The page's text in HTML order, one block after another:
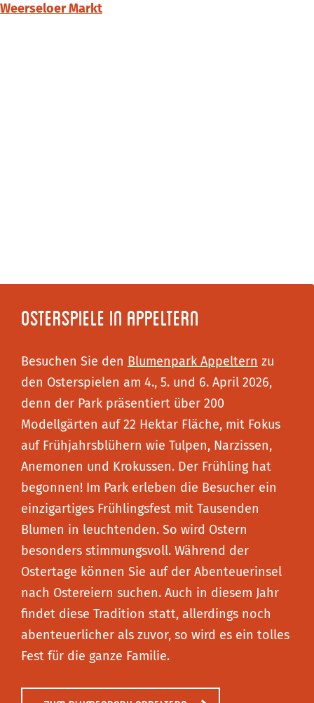
Weerseloer Markt
Osterspiele in Appeltern
Besuchen Sie den Blumenpark Appeltern zu
den Osterspielen am 4., 5. und 6. April 2026,
denn der Park präsentiert über 200
Modellgärten auf 22 Hektar Fläche, mit Fokus
auf Frühjahrsblühern wie Tulpen, Narzissen,
Anemonen und Krokussen. Der Frühling hat
begonnen! Im Park erleben die Besucher ein
einzigartiges Frühlingsfest mit Tausenden
Blumen in leuchtenden. So wird Ostern
besonders stimmungsvoll. Während der
Ostertage können Sie auf der Abenteuerinsel
nach Ostereiern suchen. Auch in diesem Jahr
findet diese Tradition statt, allerdings noch
abenteuerlicher als zuvor, so wird es ein tolles
Fest für die ganze Familie.